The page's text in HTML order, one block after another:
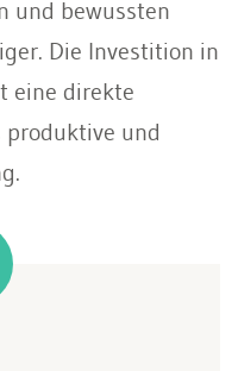
und bewussten
Die Investition in
eine direkte
und